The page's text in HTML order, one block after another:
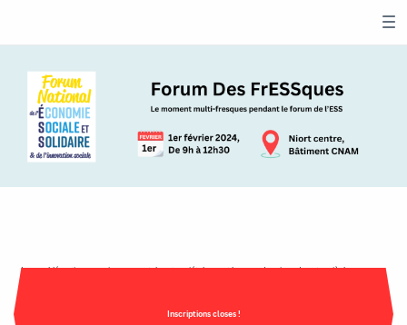
Les problématiques environnementales et sociétales sont les grands enjeux de notre siècle, avec
permettent en quelques heures d'appréhender l'essentiel sur un sujet, et de réfléchir en
intelligence collective aux solutions.Déjà plus d’1 million de participants !
Inscriptions closes !